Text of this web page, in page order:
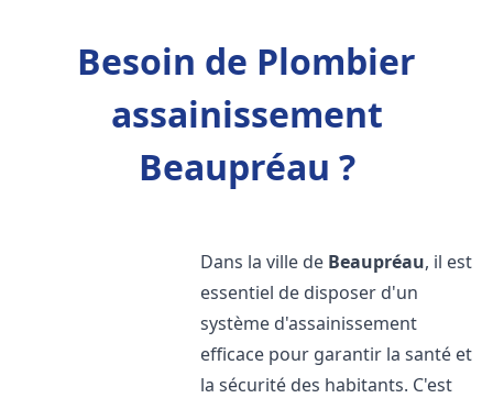
Besoin de Plombier
assainissement
Beaupréau ?
Dans la ville de Beaupréau, il est
essentiel de disposer d'un
système d'assainissement
efficace pour garantir la santé et
la sécurité des habitants. C'est